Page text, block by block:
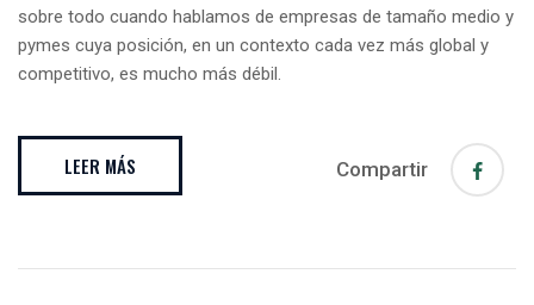
sobre todo cuando hablamos de empresas de tamaño medio y
pymes cuya posición, en un contexto cada vez más global y
competitivo, es mucho más débil.
LEER MÁS Compartir